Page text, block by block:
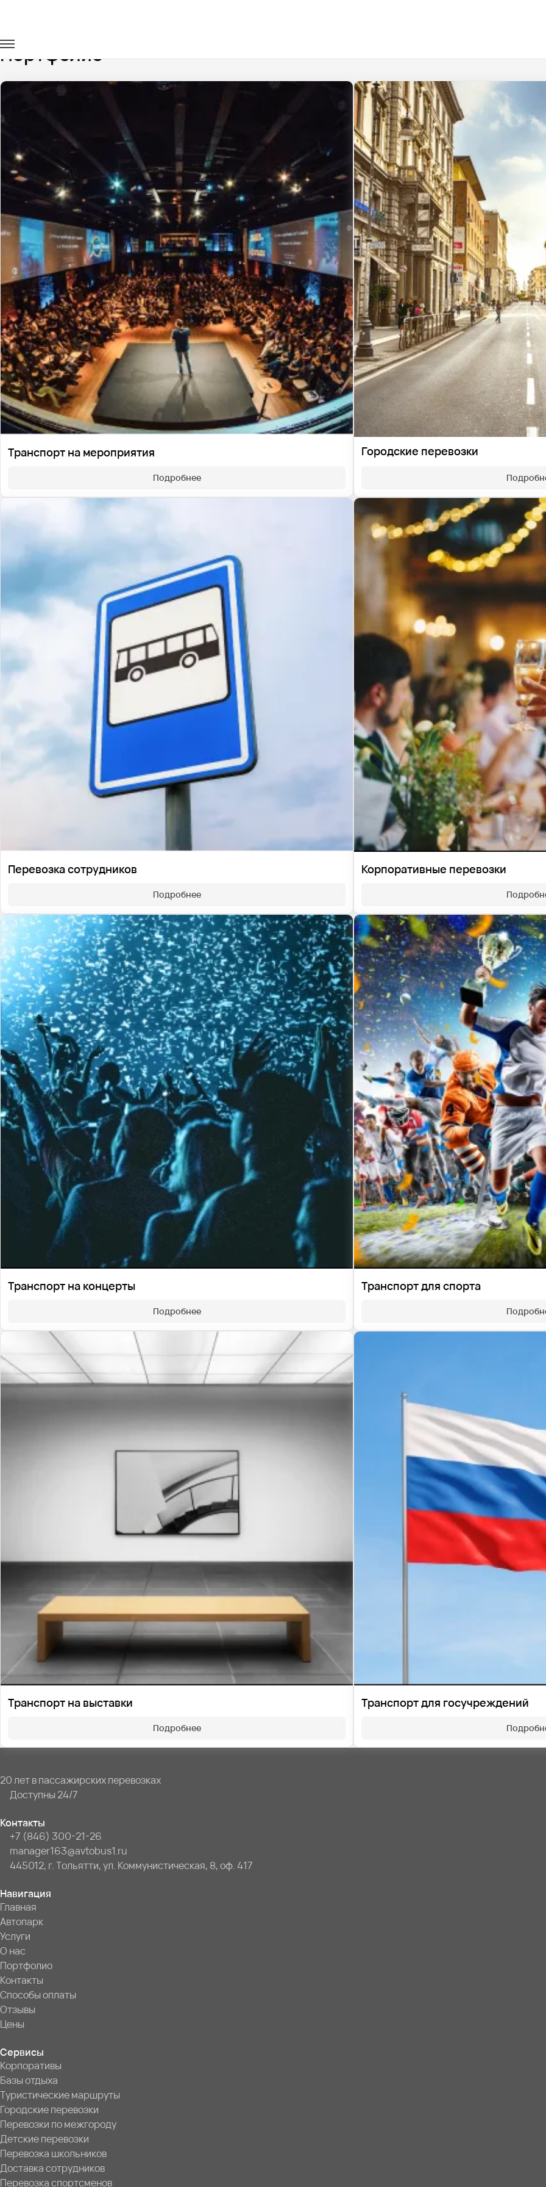
Портфолио
Транспорт на мероприятия
Подробнее
Городские перевозки
Перевозка сотрудников
Подробнее
Корпоративные перевозки
Транспорт на концерты
Подробнее
Транспорт для спорта
Транспорт на выставки
Подробнее
Транспорт для госучреждений
20 лет в пассажирских перевозках
Доступны 24/7
Контакты
+7 (846) 300-21-26
manager163@avtobus1.ru
445012, г. Тольятти, ул. Коммунистическая, 8, оф. 417
Навигация
Главная
Автопарк
Услуги
О нас
Портфолио
Контакты
Способы оплаты
Отзывы
Цены
Сервисы
Корпоративы
Базы отдыха
Туристические маршруты
Городские перевозки
Перевозки по межгороду
Детские перевозки
Перевозка школьников
Доставка сотрудников
Перевозка спортсменов